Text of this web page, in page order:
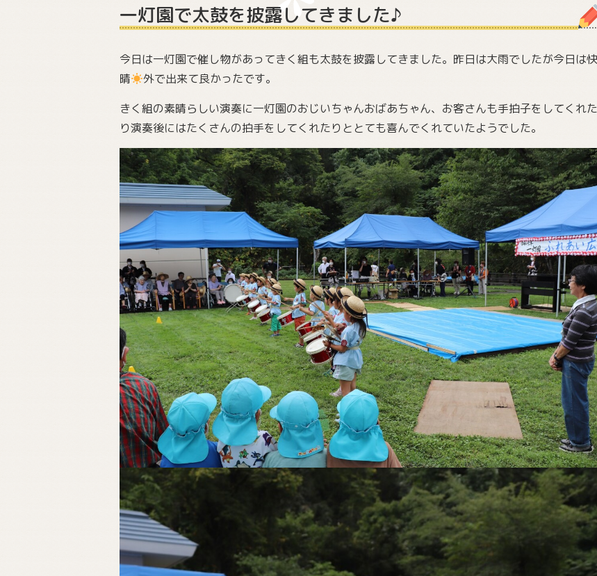
一灯園で太鼓を披露してきました♪
今日は一灯園で催し物があってきく組も太鼓を披露してきました。昨日は大雨でしたが今日は快
晴
外で出来て良かったです。
きく組の素晴らしい演奏に一灯園のおじいちゃんおばあちゃん、お客さんも手拍子をしてくれた
り演奏後にはたくさんの拍手をしてくれたりととても喜んでくれていたようでした。